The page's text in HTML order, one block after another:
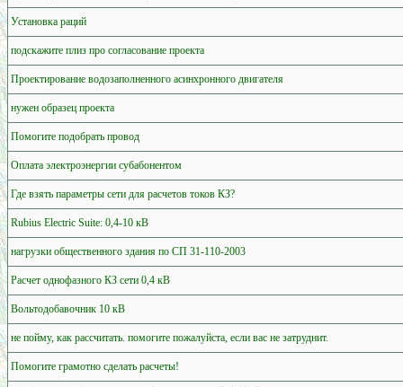
Установка раций
подскажите плиз про согласование проекта
Проектирование водозаполненного асинхронного двигателя
нужен образец проекта
Помогите подобрать провод
Оплата электроэнергии субабонентом
Где взять параметры сети для расчетов токов КЗ?
Rubius Electric Suite: 0,4-10 кВ
нагрузки общественного здания по СП 31-110-2003
Расчет однофазного КЗ сети 0,4 кВ
Вольтодобавочник 10 кВ
не пойму, как рассчитать. помогите пожалуйста, если вас не затруднит.
Помогите грамотно сделать расчеты!